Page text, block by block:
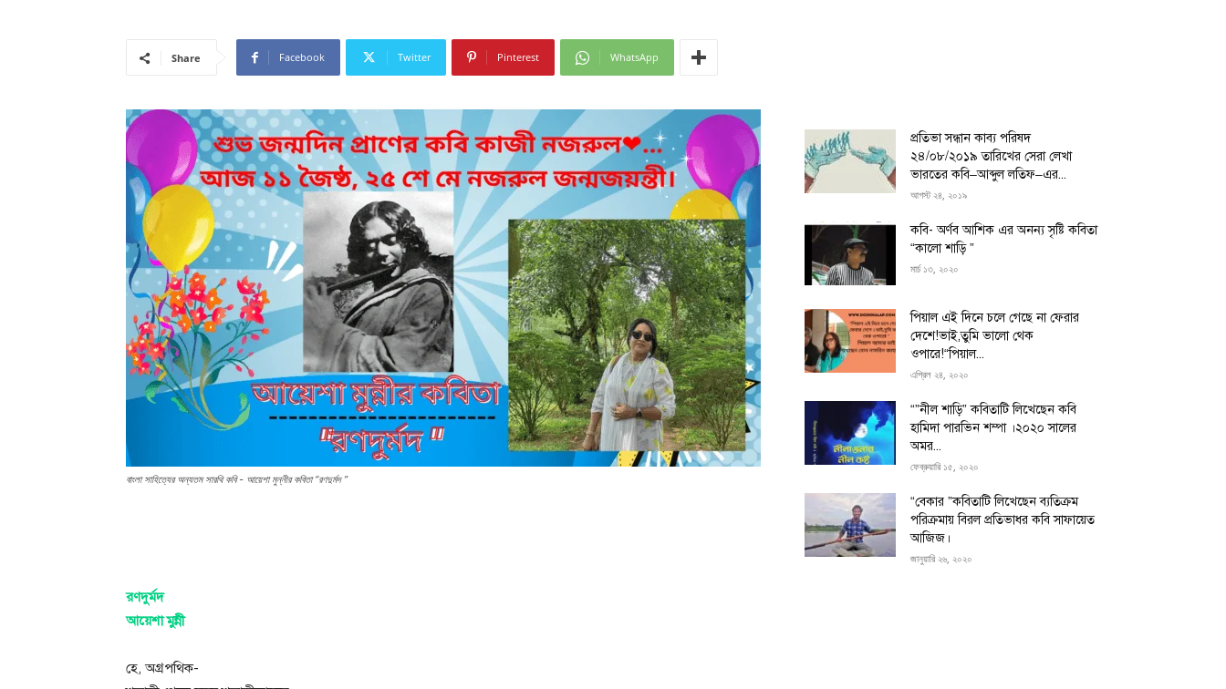
Share Facebook Twitter Pinterest WhatsApp
বাংলা সাহিত্যের অন্যতম সারথি কবি - আয়েশা মুন্নীর কবিতা “রণদুর্মদ ”
রণদুর্মদ
আয়েশা মুন্নী
হে, অগ্রপথিক-
প্রতিভা সন্ধান কাব্য পরিষদ
২৪/০৮/২০১৯ তারিখের সেরা লেখা
ভারতের কবি–আব্দুল লতিফ–এর...
আগস্ট ২৪, ২০১৯
কবি- অর্ণব আশিক এর অনন্য সৃষ্টি কবিতা
“কালো শাড়ি ”
মার্চ ১৩, ২০২০
পিয়াল এই দিনে চলে গেছে না ফেরার
দেশে!ভাই,তুমি ভালো থেক
ওপারে!“পিয়াল...
এপ্রিল ২৪, ২০২০
“”নীল শাড়ি” কবিতাটি লিখেছেন কবি
হামিদা পারভিন শম্পা ।২০২০ সালের
অমর...
ফেব্রুয়ারি ১৫, ২০২০
“বেকার ”কবিতাটি লিখেছেন ব্যতিক্রম
পরিক্রমায় বিরল প্রতিভাধর কবি সাফায়েত
আজিজ।
জানুয়ারি ২৬, ২০২০